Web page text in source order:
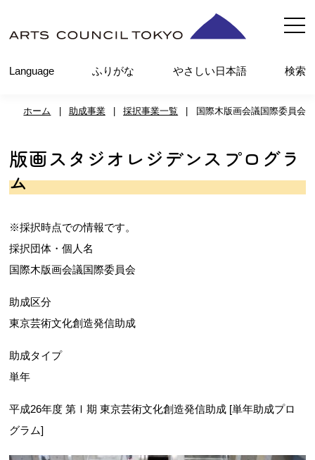
Language ふりがな やさしい日本語 検索
ホーム | 助成事業 | 採択事業一覧 | 国際木版画会議国際委員会
版画スタジオレジデンスプログラ
ム
※採択時点での情報です。
採択団体・個人名
国際木版画会議国際委員会
助成区分
東京芸術文化創造発信助成
助成タイプ
単年
平成26年度 第Ⅰ期 東京芸術文化創造発信助成 [単年助成プロ
グラム]